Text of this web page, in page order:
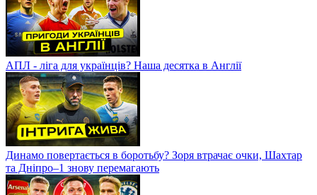
АПЛ - ліга для українців? Наша десятка в Англії
Динамо повертається в боротьбу? Зоря втрачає очки, Шахтар
та Дніпро–1 знову перемагають